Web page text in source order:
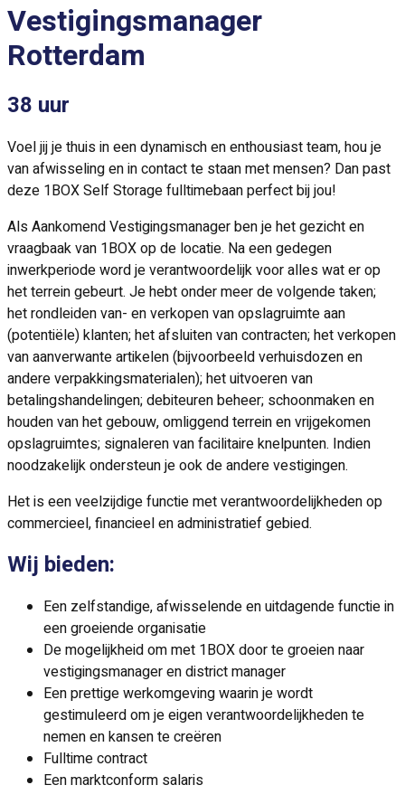
Vestigingsmanager
Rotterdam
38 uur
Voel jij je thuis in een dynamisch en enthousiast team, hou je
van afwisseling en in contact te staan met mensen? Dan past
deze 1BOX Self Storage fulltimebaan perfect bij jou!
Als Aankomend Vestigingsmanager ben je het gezicht en
vraagbaak van 1BOX op de locatie. Na een gedegen
inwerkperiode word je verantwoordelijk voor alles wat er op
het terrein gebeurt. Je hebt onder meer de volgende taken;
het rondleiden van- en verkopen van opslagruimte aan
(potentiële) klanten; het afsluiten van contracten; het verkopen
van aanverwante artikelen (bijvoorbeeld verhuisdozen en
andere verpakkingsmaterialen); het uitvoeren van
betalingshandelingen; debiteuren beheer; schoonmaken en
houden van het gebouw, omliggend terrein en vrijgekomen
opslagruimtes; signaleren van facilitaire knelpunten. Indien
noodzakelijk ondersteun je ook de andere vestigingen.
Het is een veelzijdige functie met verantwoordelijkheden op
commercieel, financieel en administratief gebied.
Wij bieden:
Een zelfstandige, afwisselende en uitdagende functie in
een groeiende organisatie
De mogelijkheid om met 1BOX door te groeien naar
vestigingsmanager en district manager
Een prettige werkomgeving waarin je wordt
gestimuleerd om je eigen verantwoordelijkheden te
nemen en kansen te creëren
Fulltime contract
Een marktconform salaris